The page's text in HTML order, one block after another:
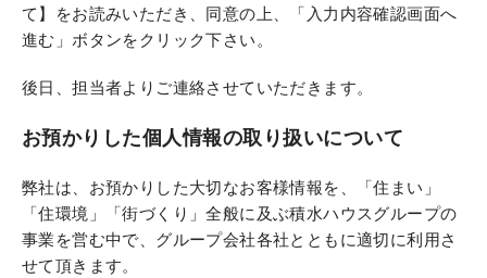
て】をお読みいただき、同意の上、「入力内容確認画面へ
進む」ボタンをクリック下さい。
後日、担当者よりご連絡させていただきます。
お預かりした個人情報の取り扱いについて
弊社は、お預かりした大切なお客様情報を、「住まい」
「住環境」「街づくり」全般に及ぶ積水ハウスグループの
事業を営む中で、グループ会社各社とともに適切に利用さ
せて頂きます。